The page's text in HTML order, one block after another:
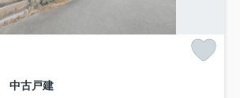
中古戸建